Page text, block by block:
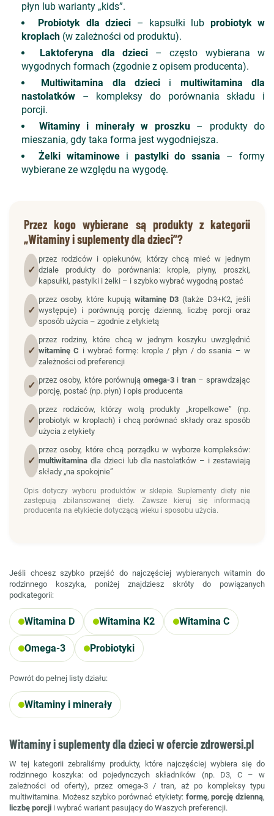
płyn lub warianty „kids”.
Probiotyk dla dzieci – kapsułki lub probiotyk w
kroplach (w zależności od produktu).
Laktoferyna dla dzieci– często wybierana w
wygodnych formach (zgodnie z opisem producenta).
Multiwitamina dla dzieci i multiwitamina dla
nastolatków – kompleksy do porównania składu i
porcji.
Witaminy i minerały w proszku– produkty do
mieszania, gdy taka forma jest wygodniejsza.
Żelki witaminowei pastylki do ssania – formy
wybierane ze względu na wygodę.
Przez kogo wybierane są produkty z kategorii
„Witaminy i suplementy dla dzieci”?
✓
przez rodziców i opiekunów, którzy chcą mieć w jednym
dziale produkty do porównania: krople, płyny, proszki,
kapsułki, pastylki i żelki – i szybko wybrać wygodną postać
✓
przez osoby, które kupują witaminę D3 (także D3+K2, jeśli
występuje) i porównują porcję dzienną, liczbę porcji oraz
sposób użycia – zgodnie z etykietą
✓
przez rodziny, które chcą w jednym koszyku uwzględnić
witaminę C i wybrać formę: krople / płyn / do ssania – w
zależności od preferencji
✓ przez osoby, które porównują omega-3 i tran– sprawdzając
porcję, postać (np. płyn) i opis producenta
✓
przez rodziców, którzy wolą produkty „kropelkowe” (np.
probiotyk w kroplach) i chcą porównać składy oraz sposób
użycia z etykiety
✓
przez osoby, które chcą porządku w wyborze kompleksów:
multiwitamina dla dzieci lub dla nastolatków – i zestawiają
składy „na spokojnie”
Opis dotyczy wyboru produktów w sklepie. Suplementy diety nie
zastępują zbilansowanej diety. Zawsze kieruj się informacją
producenta na etykiecie dotyczącą wieku i sposobu użycia.
Jeśli chcesz szybko przejść do najczęściej wybieranych witamin do
rodzinnego koszyka, poniżej znajdziesz skróty do powiązanych
podkategorii:
Witamina D Witamina K2 Witamina C
Omega-3 Probiotyki
Powrót do pełnej listy działu:
Witaminy i minerały
Witaminy i suplementy dla dzieci w ofercie zdrowersi.pl
W tej kategorii zebraliśmy produkty, które najczęściej wybiera się do
rodzinnego koszyka: od pojedynczych składników (np. D3, C – w
zależności od oferty), przez omega-3 / tran, aż po kompleksy typu
multiwitamina. Możesz szybko porównać etykiety: formę,porcję dzienną,
liczbę porcji i wybrać wariant pasujący do Waszych preferencji.